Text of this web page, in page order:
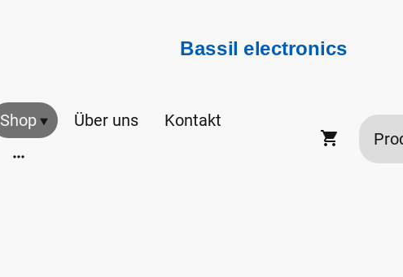
Bassil electronics
Shop Über uns
Kontakt